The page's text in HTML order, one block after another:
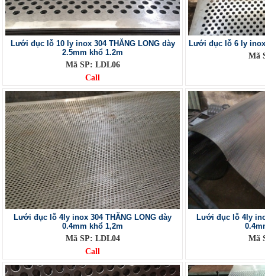
Lưới đục lỗ 10 ly inox 304 THĂNG LONG dày
2.5mm khổ 1.2m
Mã SP: LDL06
Call
Lưới đục lỗ 6 ly inox
Mã
Lưới đục lỗ 4ly inox 304 THĂNG LONG dày
0.4mm khổ 1,2m
Mã SP: LDL04
Call
Lưới đục lỗ 4ly
Mã